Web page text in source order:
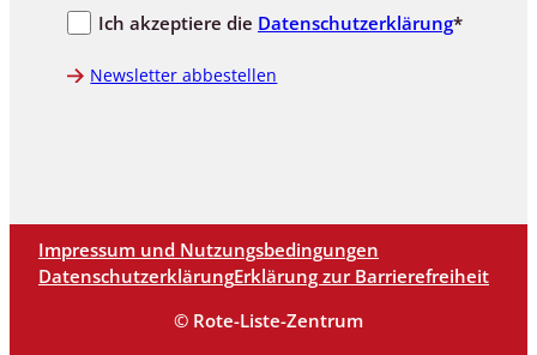
Ich akzeptiere die Datenschutzerklärung*
Newsletter abbestellen
Impressum und Nutzungsbedingungen
DatenschutzerklärungErklärung zur Barrierefreiheit
© Rote-Liste-Zentrum